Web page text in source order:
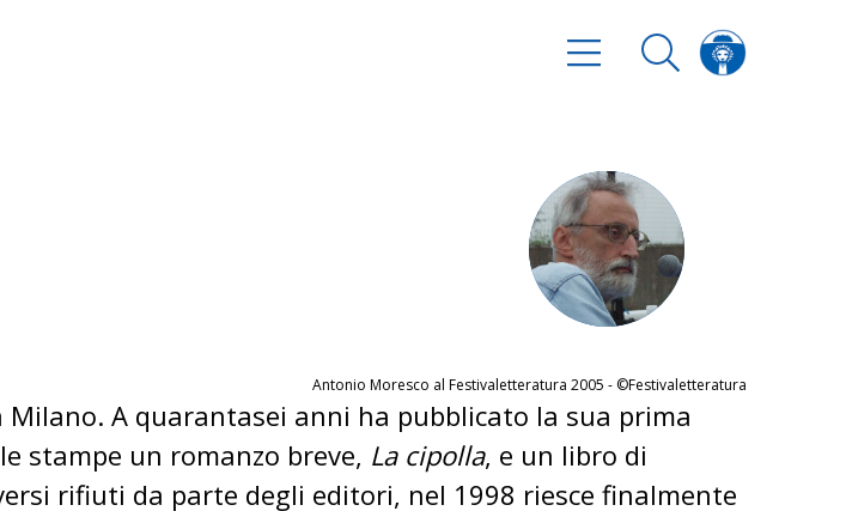
Antonio Moresco al Festivaletteratura 2005 - ©Festivaletteratura
A quarantasei anni ha pubblicato la sua prima
stampe un romanzo breve, La cipolla, e un libro di
rifiuti da parte degli editori, nel 1998 riesce finalmente